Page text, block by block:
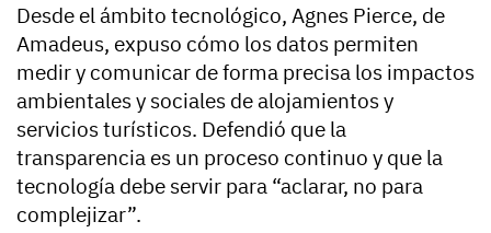
Desde el ámbito tecnológico, Agnes Pierce, de
Amadeus, expuso cómo los datos permiten
medir y comunicar de forma precisa los impactos
ambientales y sociales de alojamientos y
servicios turísticos. Defendió que la
transparencia es un proceso continuo y que la
tecnología debe servir para “aclarar, no para
complejizar”.